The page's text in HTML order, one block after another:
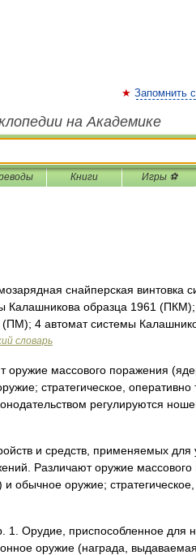
Запомнить
на Академике
Книги Игры ⚽
снайперская винтовка
образца 1961
4 автомат системы
словарь
массового поражения
стратегическое, оперативно
регулируются
и средств, применяемых для
Различают оружие
и обычное оружие;
Орудие, приспособленное для
оружие (награда,